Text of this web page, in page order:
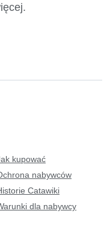
kupować
nabywców
Catawiki
dla nabywcy